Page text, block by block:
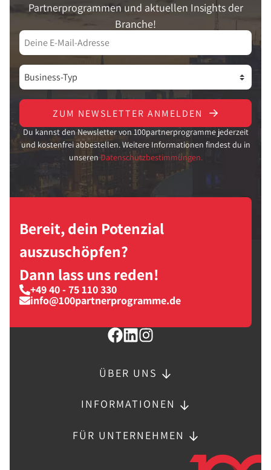
Partnerprogrammen und aktuellen Insights der
Branche!
ZUM NEWSLETTER ANMELDEN
Du kannst den Newsletter von 100partnerprogramme jederzeit
und kostenfrei abbestellen. Weitere Informationen findest du in
unseren Datenschutzbestimmungen.
Bereit, dein Potenzial
auszuschöpfen?
Dann lass uns reden!
+49 40 - 75 110 330
info@100partnerprogramme.de
ÜBER UNS
INFORMATIONEN
FÜR UNTERNEHMEN